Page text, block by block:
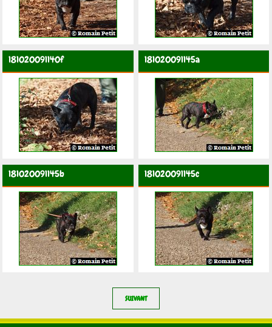
181020091140f 181020091145a
181020091145b 181020091145c
SUIVANT